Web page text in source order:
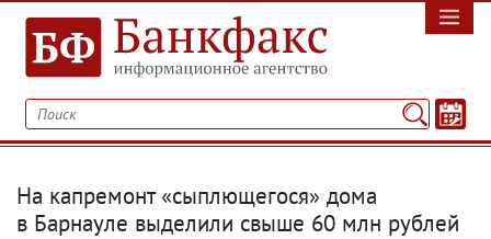
На капремонт «сыплющегося» дома
в Барнауле выделили свыше 60 млн рублей